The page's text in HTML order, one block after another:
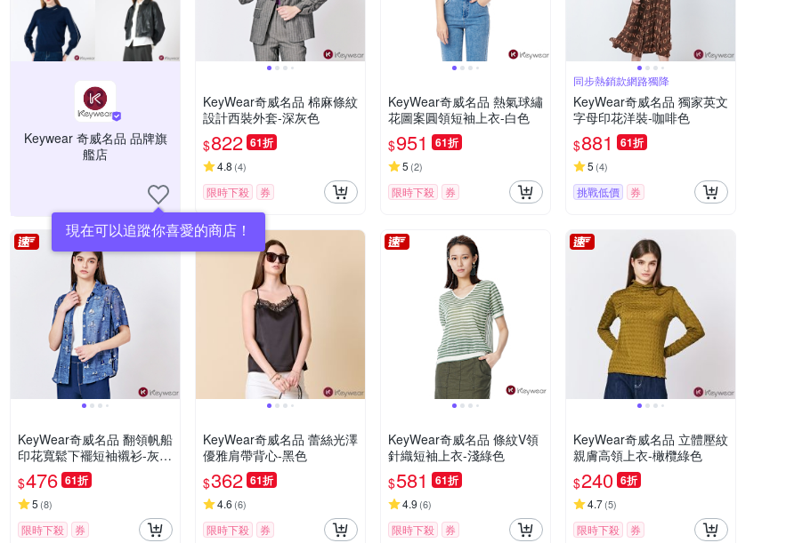
Keywear 奇威名品 品牌旗
艦店
現在可以追蹤你喜愛的商店！
KeyWear奇威名品 棉麻條紋
設計西裝外套-深灰色
$822 61折
4.8 (4)
限時下殺 券
KeyWear奇威名品 熱氣球繡
花圖案圓領短袖上衣-白色
$951 61折
5 (2)
限時下殺 券
同步熱銷款網路獨降
KeyWear奇威名品 獨家英文
字母印花洋裝-咖啡色
$881 61折
5 (4)
挑戰低價 券
KeyWear奇威名品 翻領帆船
印花寬鬆下襬短袖襯衫-灰藍
$476 61折
5 (8)
限時下殺 券
KeyWear奇威名品 蕾絲光澤
優雅肩帶背心-黑色
$362 61折
4.6 (6)
限時下殺 券
KeyWear奇威名品 條紋V領
針織短袖上衣-淺綠色
$581 61折
4.9 (6)
限時下殺 券
KeyWear奇威名品 立體壓紋
親膚高領上衣-橄欖綠色
$240 6折
4.7(5)
限時下殺 券